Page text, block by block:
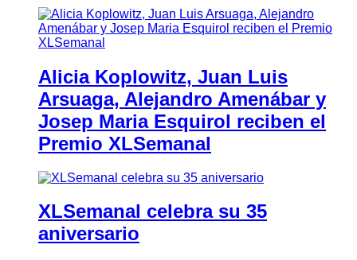
Alicia Koplowitz, Juan Luis
Arsuaga, Alejandro Amenábar y
Josep Maria Esquirol reciben el
Premio XLSemanal
XLSemanal celebra su 35
aniversario